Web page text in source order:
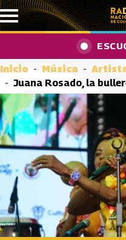
Pasar al contenido principal
Inicio Música
Juana Rosado, la